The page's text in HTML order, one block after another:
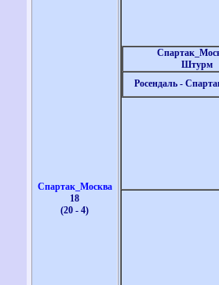
Спартак_Москва
18
(20 - 4)
Штурм
Росендаль -